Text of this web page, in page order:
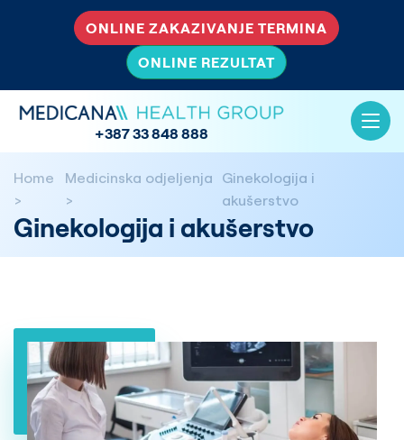
ONLINE ZAKAZIVANJE TERMINA
ONLINE REZULTAT
+387 33 848 888
Home Medicinska odjeljenja Ginekologija i
akušerstvo
Ginekologija i akušerstvo